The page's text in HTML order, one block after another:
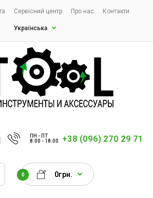
Сервісний центр Про нас Контакти
Українська
ПН - ПТ
8:00 - 18:00
+38 (096) 270 29 71
0 0грн.